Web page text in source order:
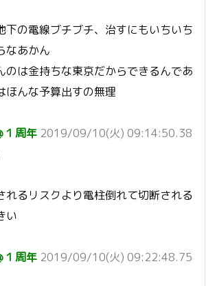
下の電線ブチブチ、治すにもいちいち
なあかん
のは金持ちな東京だからできるんであ
ほんな予算出すの無理
１周年 2019/09/10(火) 09:14:50.38
れるリスクより電柱倒れて切断される
い
１周年 2019/09/10(火) 09:22:48.75